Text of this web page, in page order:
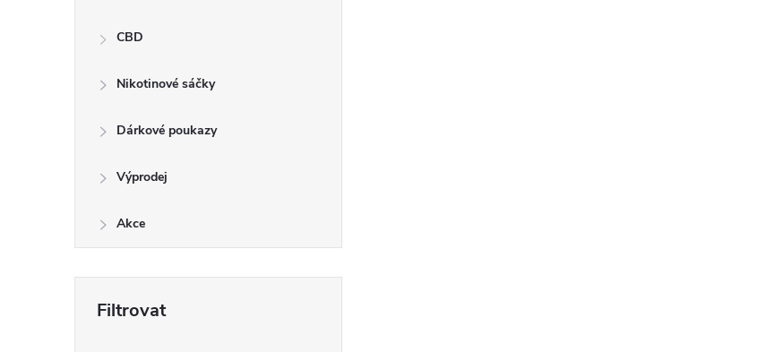
CBD
Nikotinové sáčky
Dárkové poukazy
Výprodej
Akce